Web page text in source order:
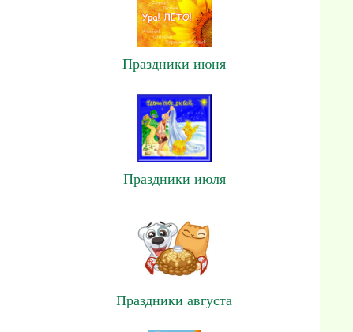
Праздники июня
Праздники июля
Праздники августа